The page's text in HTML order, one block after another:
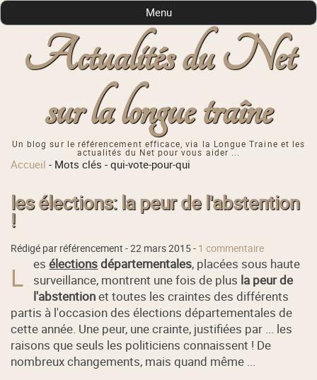
Actualités du Net
sur la longue traîne
Un blog sur le référencement efficace, via la Longue Traine et les
actualités du Net pour vous aider ...
Menu
Accueil - Mots clés -qui-vote-pour-qui
les élections: la peur de l'abstention
!
Rédigé par référencement -22 mars 2015- 1 commentaire
L esélectionsdépartementales, placées sous haute
surveillance, montrent une fois de plus la peur de
l'abstentionet toutes les craintes des différents
partis à l'occasion des élections départementales de
cette année. Une peur, une crainte, justifiées par ... les
raisons que seuls les politiciens connaissent ! De
nombreux changements, mais quand même ...